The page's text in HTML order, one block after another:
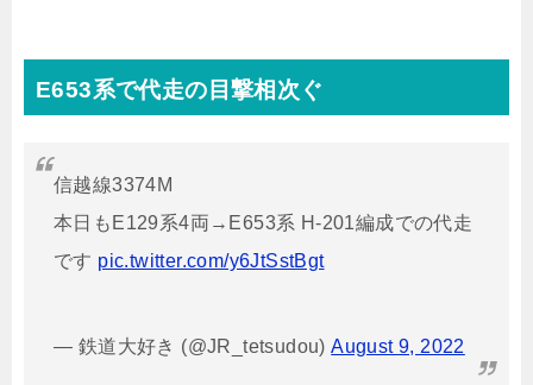
E653系で代走の目撃相次ぐ
信越線3374M
本日もE129系4両→E653系 H-201編成での代走
です pic.twitter.com/y6JtSstBgt
— 鉄道大好き (@JR_tetsudou)August 9, 2022